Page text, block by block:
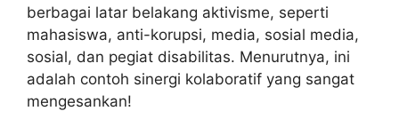
berbagai latar belakang aktivisme, seperti
mahasiswa, anti-korupsi, media, sosial media,
sosial, dan pegiat disabilitas. Menurutnya, ini
adalah contoh sinergi kolaboratif yang sangat
mengesankan!